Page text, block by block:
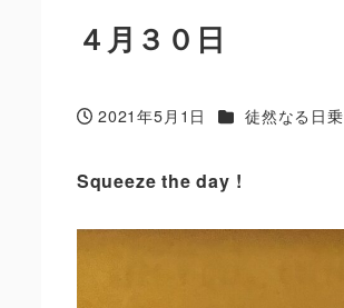
４月３０日
投稿日
2021年5月1日 カテゴリー
徒然なる日乗
Squeeze the day !